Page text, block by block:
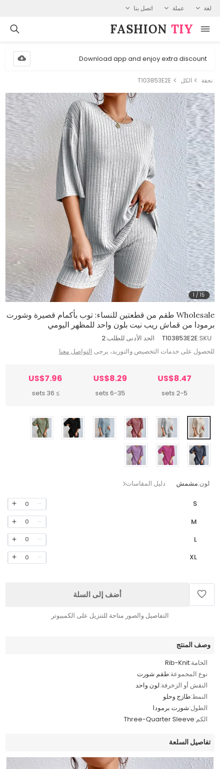
لغة عملة اتصل بنا
FASHION⁠ TIY
Download app and enjoy extra discount
نحفة الكل T103853E2E
1 /15
Wholesale طقم من قطعتين للنساء: توب بأكمام قصيرة وشورت
برمودا من قماش ريب نيت بلون واحد للمظهر اليومي
SKU:
T103853E2E الحد الأدنى للطلب:2
للحصول على خدمات التخصيص والتوريد، يرجى التواصل معنا
US$8.47
2-5 sets
US$8.29
6-35 sets
US$7.96
≥ 36 sets
لون:مشمش دليل المقاسات
S
0
M
0
L
0
XL
0
أضف إلى السلة
التفاصيل والصور متاحة للتنزيل على الكمبيوتر
وصف المنتج
الخامة:Rib-Knit
نوع المجموعة:طقم شورت
النقش أو الزخرفة:لون واحد
النمط:طازج وحلو
الطول:شورت برمودا
الكم:Three-Quarter Sleeve
تفاصيل السلعة